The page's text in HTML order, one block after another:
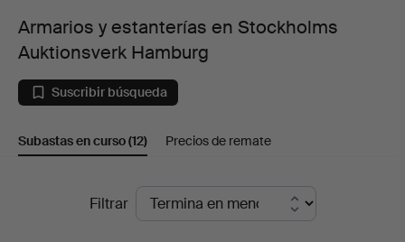
estanterías
en
Auktionsverk
Armarios y estanterías en Stockholms
Auktionsverk Hamburg
Suscribir búsqueda
Subastas en curso(12) Precios de remate
SubastasFiltrar